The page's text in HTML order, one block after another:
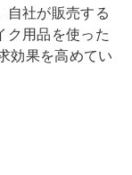
自社が販売する
ク用品を使った
効果を高めてい